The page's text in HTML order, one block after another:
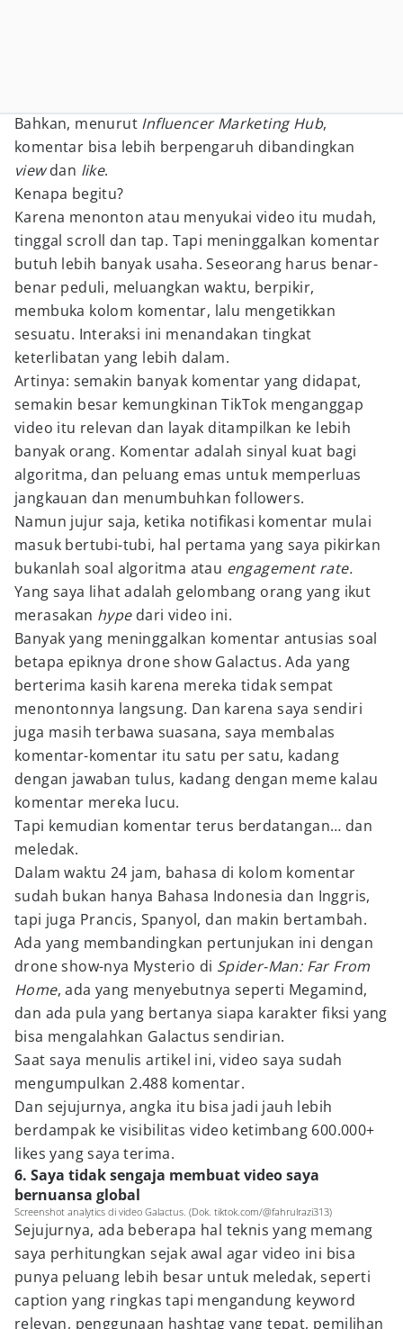
Bahkan, menurut Influencer Marketing Hub,
komentar bisa lebih berpengaruh dibandingkan
viewdan like.
Kenapa begitu?
Karena menonton atau menyukai video itu mudah,
tinggal scroll dan tap. Tapi meninggalkan komentar
butuh lebih banyak usaha. Seseorang harus benar-
benar peduli, meluangkan waktu, berpikir,
membuka kolom komentar, lalu mengetikkan
sesuatu. Interaksi ini menandakan tingkat
keterlibatan yang lebih dalam.
Artinya: semakin banyak komentar yang didapat,
semakin besar kemungkinan TikTok menganggap
video itu relevan dan layak ditampilkan ke lebih
banyak orang. Komentar adalah sinyal kuat bagi
algoritma, dan peluang emas untuk memperluas
jangkauan dan menumbuhkan followers.
Namun jujur saja, ketika notifikasi komentar mulai
masuk bertubi-tubi, hal pertama yang saya pikirkan
bukanlah soal algoritma atau engagement rate.
Yang saya lihat adalah gelombang orang yang ikut
merasakan hypedari video ini.
Banyak yang meninggalkan komentar antusias soal
betapa epiknya drone show Galactus. Ada yang
berterima kasih karena mereka tidak sempat
menontonnya langsung. Dan karena saya sendiri
juga masih terbawa suasana, saya membalas
komentar-komentar itu satu per satu, kadang
dengan jawaban tulus, kadang dengan meme kalau
komentar mereka lucu.
Tapi kemudian komentar terus berdatangan… dan
meledak.
Dalam waktu 24 jam, bahasa di kolom komentar
sudah bukan hanya Bahasa Indonesia dan Inggris,
tapi juga Prancis, Spanyol, dan makin bertambah.
Ada yang membandingkan pertunjukan ini dengan
drone show-nya Mysterio di Spider-Man: Far From
Home, ada yang menyebutnya seperti Megamind,
dan ada pula yang bertanya siapa karakter fiksi yang
bisa mengalahkan Galactus sendirian.
Saat saya menulis artikel ini, video saya sudah
mengumpulkan 2.488 komentar.
Dan sejujurnya, angka itu bisa jadi jauh lebih
berdampak ke visibilitas video ketimbang 600.000+
likes yang saya terima.
6. Saya tidak sengaja membuat video saya
bernuansa global
Screenshot analytics di video Galactus. (Dok. tiktok.com/@fahrulrazi313)
Sejujurnya, ada beberapa hal teknis yang memang
saya perhitungkan sejak awal agar video ini bisa
punya peluang lebih besar untuk meledak, seperti
caption yang ringkas tapi mengandung keyword
relevan, penggunaan hashtag yang tepat, pemilihan